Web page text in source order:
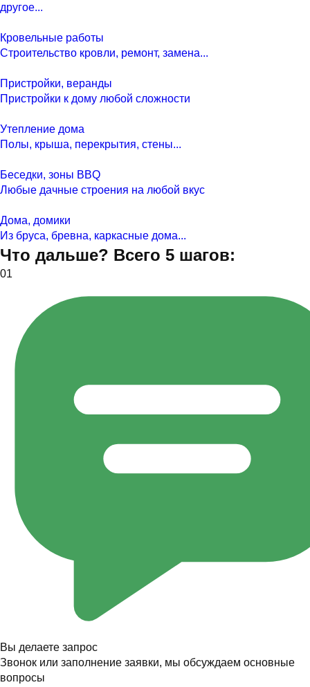
другое...
Кровельные работы
Строительство кровли, ремонт, замена...
Пристройки, веранды
Пристройки к дому любой сложности
Утепление дома
Полы, крыша, перекрытия, стены...
Беседки, зоны BBQ
Любые дачные строения на любой вкус
Дома, домики
Из бруса, бревна, каркасные дома...
Что дальше? Всего 5 шагов:
01
Вы делаете запрос
Звонок или заполнение заявки, мы обсуждаем основные
вопросы